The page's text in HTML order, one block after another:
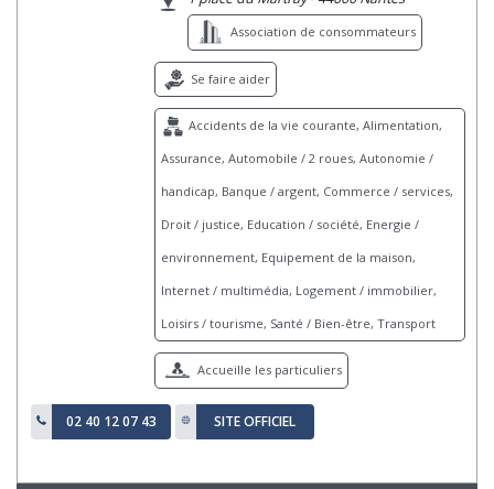
Association de consommateurs
Se faire aider
Accidents de la vie courante, Alimentation,
Assurance, Automobile / 2 roues, Autonomie /
handicap, Banque / argent, Commerce / services,
Droit / justice, Education / société, Energie /
environnement, Equipement de la maison,
Internet / multimédia, Logement / immobilier,
Loisirs / tourisme, Santé / Bien-être, Transport
Accueille les particuliers
02 40 12 07 43 SITE OFFICIEL